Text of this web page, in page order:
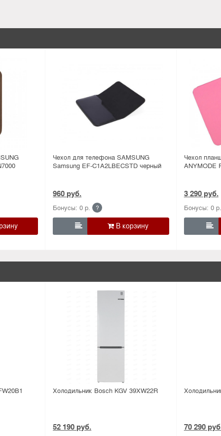
Чехол для телефона SAMSUNG
Samsung EF-C1A2LBECSTD черный
960 руб.
Бонусы: 0 р. ?

Чехол
ANYMODE
3 290 руб.
Бонусы: 0 р.

Холодильник Bosсh KGV 39XW22R
52 190 руб. 70 290